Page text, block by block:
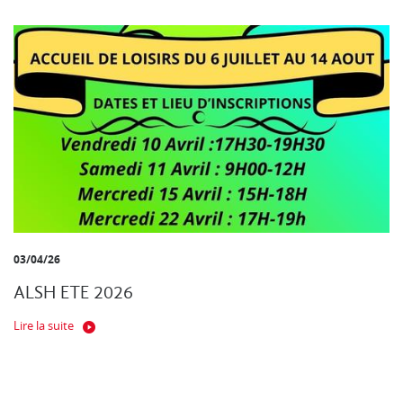
03/04/26
ALSH ETE 2026
Lire la suite